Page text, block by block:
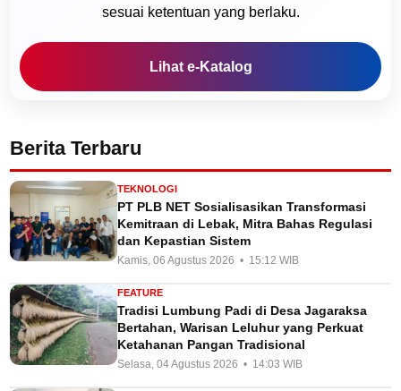
sesuai ketentuan yang berlaku.
Lihat e-Katalog
Berita Terbaru
TEKNOLOGI
PT PLB NET Sosialisasikan Transformasi
Kemitraan di Lebak, Mitra Bahas Regulasi
dan Kepastian Sistem
Kamis, 06 Agustus 2026 • 15:12 WIB
FEATURE
Tradisi Lumbung Padi di Desa Jagaraksa
Bertahan, Warisan Leluhur yang Perkuat
Ketahanan Pangan Tradisional
Selasa, 04 Agustus 2026 • 14:03 WIB